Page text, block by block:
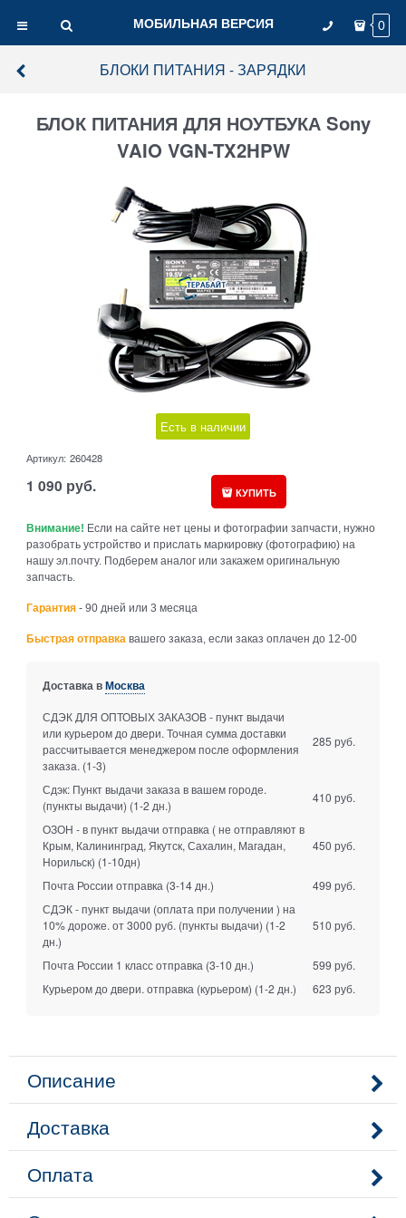
МОБИЛЬНАЯ ВЕРСИЯ 0
БЛОКИ ПИТАНИЯ - ЗАРЯДКИ
БЛОК ПИТАНИЯ ДЛЯ НОУТБУКА Sony
VAIO VGN-TX2HPW
Есть в наличии
Артикул: 260428
1 090 руб. КУПИТЬ
Внимание! Если на сайте нет цены и фотографии запчасти, нужно
разобрать устройство и прислать маркировку (фотографию) на
нашу эл.почту. Подберем аналог или закажем оригинальную
запчасть.
Гарантия - 90 дней или 3 месяца
Быстрая отправка вашего заказа, если заказ оплачен до 12-00
Доставка вМосква
СДЭК ДЛЯ ОПТОВЫХ ЗАКАЗОВ - пункт выдачи
или курьером до двери. Точная сумма доставки
рассчитывается менеджером после оформления
заказа. (1-3)
285 руб.
Сдэк: Пункт выдачи заказа в вашем городе.
(пункты выдачи) (1-2 дн.)
410 руб.
ОЗОН - в пункт выдачи отправка ( не отправляют в
Крым, Калининград, Якутск, Сахалин, Магадан,
Норильск) (1-10дн)
450 руб.
Почта России отправка (3-14 дн.)
499 руб.
СДЭК - пункт выдачи (оплата при получении ) на
10% дороже. от 3000 руб. (пункты выдачи) (1-2
дн.)
510 руб.
Почта России 1 класс отправка (3-10 дн.)
599 руб.
Курьером до двери. отправка (курьером) (1-2 дн.) 623 руб.
Описание
Доставка
Оплата